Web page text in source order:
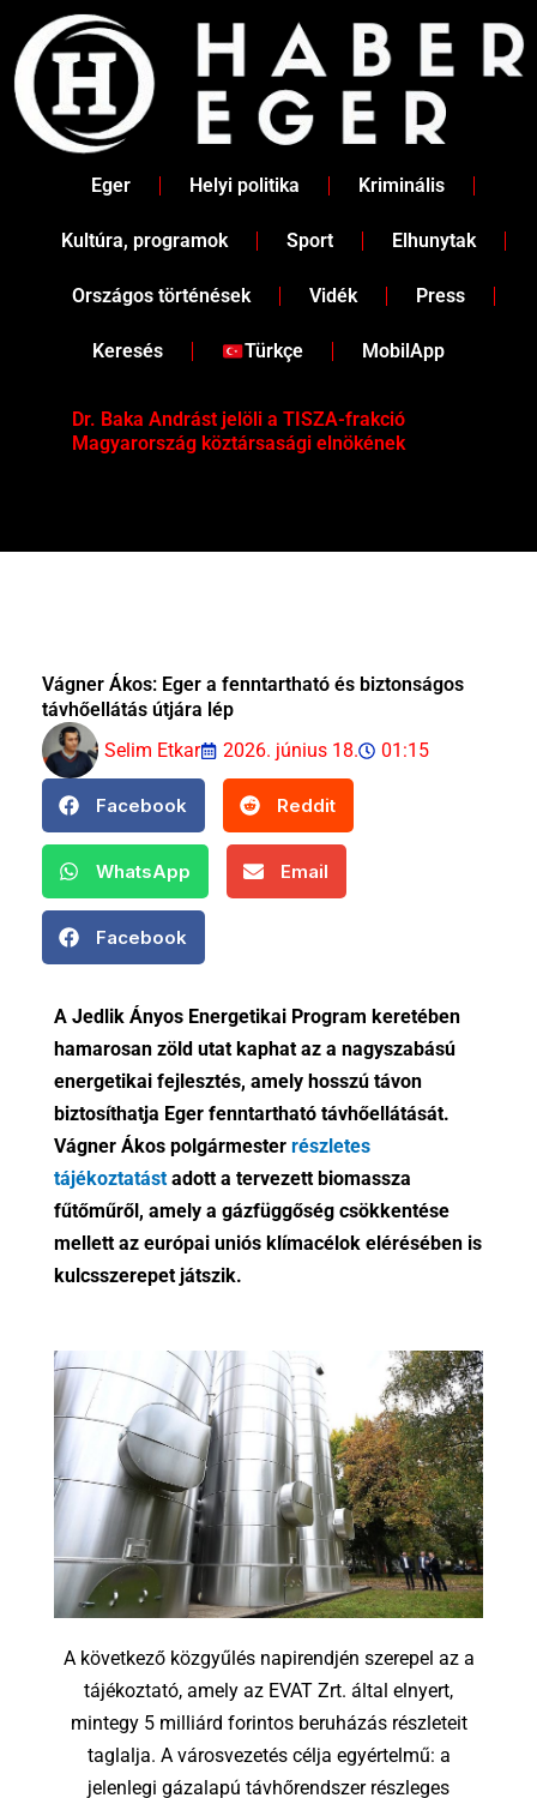
content
Eger Helyi politika Kriminális
Kultúra, programok Sport Elhunytak
Országos történések Vidék Press
Keresés Türkçe MobilApp
Dr. Baka Andrást jelöli a TISZA-frakció
Magyarország köztársasági elnökének
Vágner Ákos: Eger a fenntartható és biztonságos
távhőellátás útjára lép
Selim Etkar
2026. június 18. 01:15
Facebook Reddit
WhatsApp Email
Facebook
A Jedlik Ányos Energetikai Program keretében
hamarosan zöld utat kaphat az a nagyszabású
energetikai fejlesztés, amely hosszú távon
biztosíthatja Eger fenntartható távhőellátását.
Vágner Ákos polgármesterrészletes
tájékoztatást adott a tervezett biomassza
fűtőműről, amely a gázfüggőség csökkentése
mellett az európai uniós klímacélok elérésében is
kulcsszerepet játszik.
A következő közgyűlés napirendjén szerepel az a
tájékoztató, amely az EVAT Zrt. által elnyert,
mintegy 5 milliárd forintos beruházás részleteit
taglalja. A városvezetés célja egyértelmű: a
jelenlegi gázalapú távhőrendszer részleges